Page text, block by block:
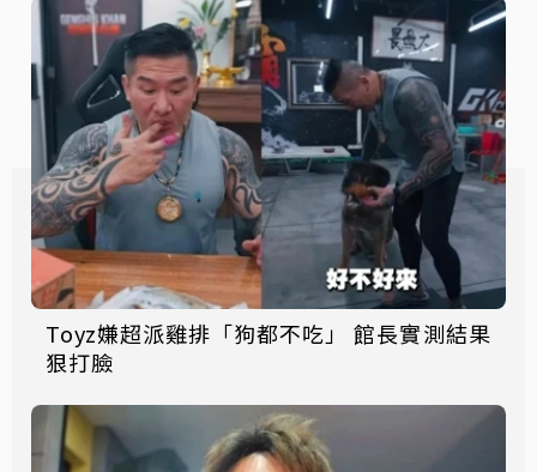
Toyz嫌超派雞排「狗都不吃」 館長實測結果
狠打臉